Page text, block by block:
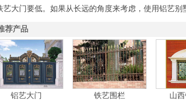
艺大门要低。如果从长远的角度来考虑，使用铝艺别
荐产品
铝艺大门 铁艺围栏 山